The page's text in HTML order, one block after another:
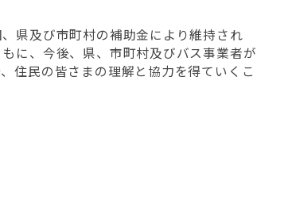
県及び市町村の補助金により維持され
に、今後、県、市町村及びバス事業者が
住民の皆さまの理解と協力を得ていくこ